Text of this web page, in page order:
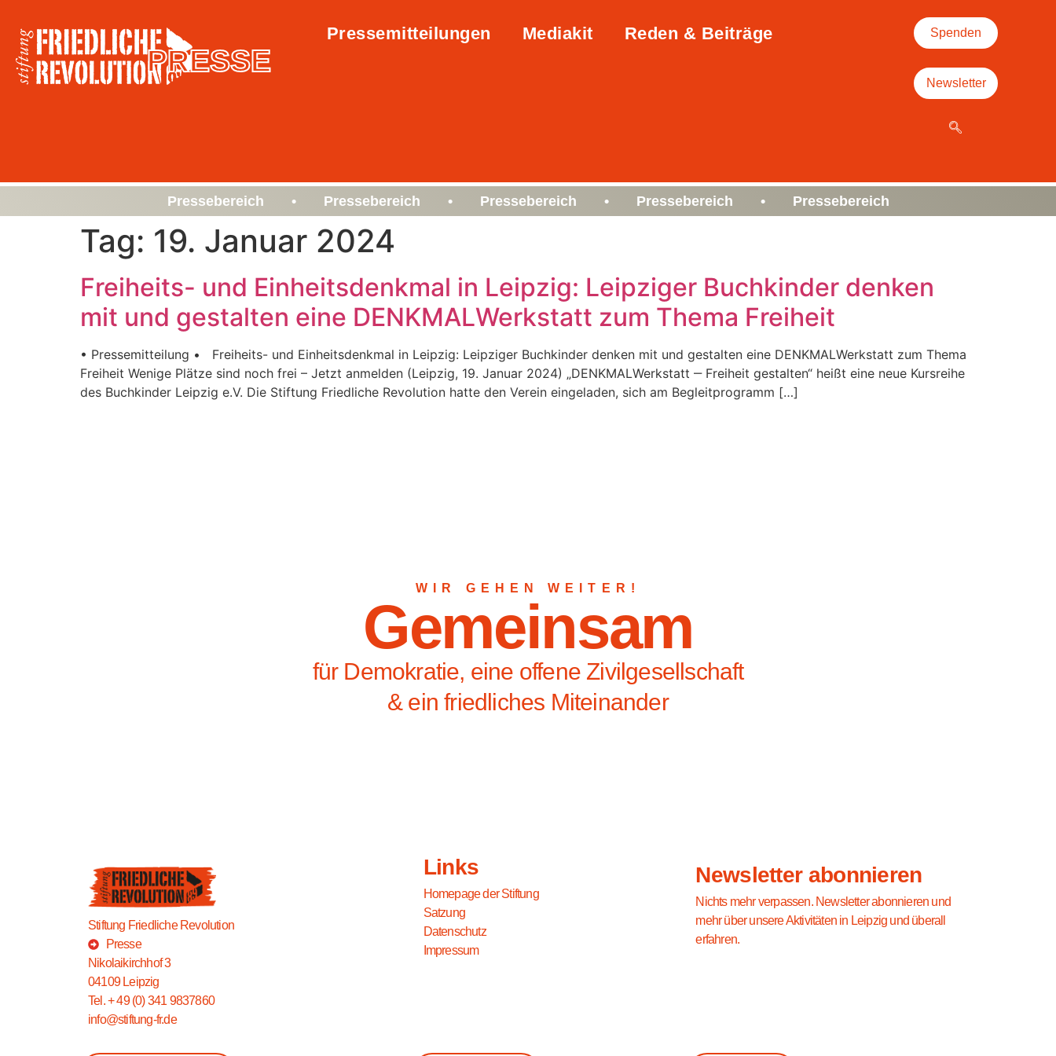
PRESSE
Pressemitteilungen Mediakit Reden & Beiträge Spenden
Newsletter
Pressebereich • Pressebereich • Pressebereich • Pressebereich • Pressebereich
Tag: 19. Januar 2024
Freiheits- und Einheitsdenkmal in Leipzig: Leipziger Buchkinder denken
mit und gestalten eine DENKMALWerkstatt zum Thema Freiheit
• Pressemitteilung • Freiheits- und Einheitsdenkmal in Leipzig: Leipziger Buchkinder denken mit und gestalten eine DENKMALWerkstatt zum Thema
Freiheit Wenige Plätze sind noch frei – Jetzt anmelden (Leipzig, 19. Januar 2024) „DENKMALWerkstatt ‒ Freiheit gestalten“ heißt eine neue Kursreihe
des Buchkinder Leipzig e.V. Die Stiftung Friedliche Revolution hatte den Verein eingeladen, sich am Begleitprogramm […]
WIR GEHEN WEITER!
Gemeinsam
für Demokratie, eine offene Zivilgesellschaft
& ein friedliches Miteinander
Stiftung Friedliche Revolution
Presse
Nikolaikirchhof 3
04109 Leipzig
Tel. + 49 (0) 341 9837860
info@stiftung-fr.de
Links
Homepage der Stiftung
Satzung
Datenschutz
Impressum
Newsletter abonnieren
Nichts mehr verpassen. Newsletter abonnieren und
mehr über unsere Aktivitäten in Leipzig und überall
erfahren.